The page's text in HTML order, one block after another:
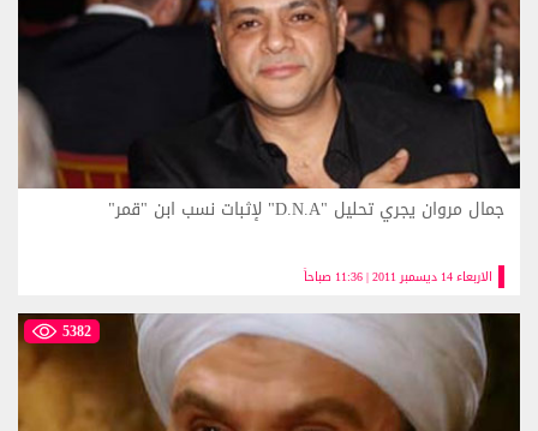
الاربعاء 14 ديسمبر 2011 | 11:36 صباحاً
جمال مروان يجري تحليل "D.N.A" لإثبات نسب ابن "قمر"
5382